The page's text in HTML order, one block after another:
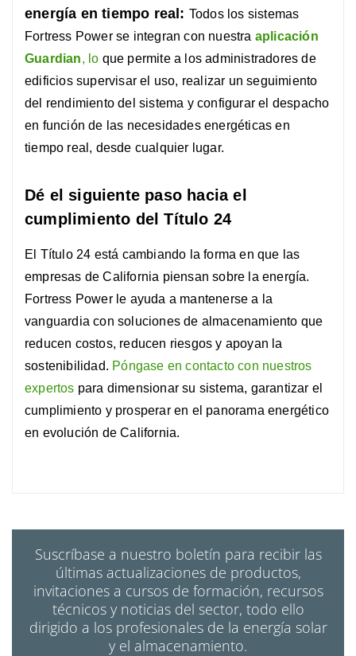
energía en tiempo real: Todos los sistemas
Fortress Power se integran con nuestra aplicación
Guardian, lo que permite a los administradores de
edificios supervisar el uso, realizar un seguimiento
del rendimiento del sistema y configurar el despacho
en función de las necesidades energéticas en
tiempo real, desde cualquier lugar.
Dé el siguiente paso hacia el
cumplimiento del Título 24
El Título 24 está cambiando la forma en que las
empresas de California piensan sobre la energía.
Fortress Power le ayuda a mantenerse a la
vanguardia con soluciones de almacenamiento que
reducen costos, reducen riesgos y apoyan la
sostenibilidad. Póngase en contacto con nuestros
expertos para dimensionar su sistema, garantizar el
cumplimiento y prosperar en el panorama energético
en evolución de California.
Suscríbase a nuestro boletín para recibir las
últimas actualizaciones de productos,
invitaciones a cursos de formación, recursos
técnicos y noticias del sector, todo ello
dirigido a los profesionales de la energía solar
y el almacenamiento.